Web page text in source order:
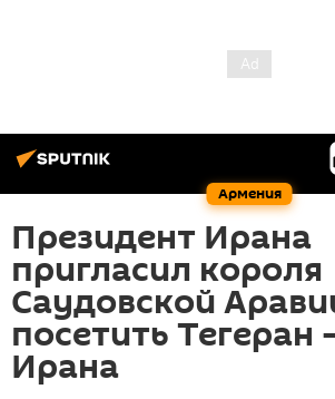
Армения
Президент Ирана
пригласил короля
Саудовской
посетить
Ирана